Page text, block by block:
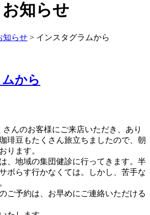
お知らせ
知らせ > インスタグラムから
から
んのお客様にご来店いただき、あり
琲豆もたくさん旅立ちましたので、朝
ります。
、地域の集団健診に行ってきます。半
ボらす行かなくては。しかし、苦手な
ご予約は、お早めにご連絡いただける